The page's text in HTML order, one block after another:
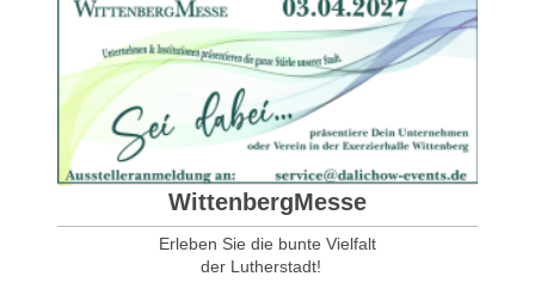
WittenbergMesse
Erleben Sie die bunte Vielfalt
der Lutherstadt!